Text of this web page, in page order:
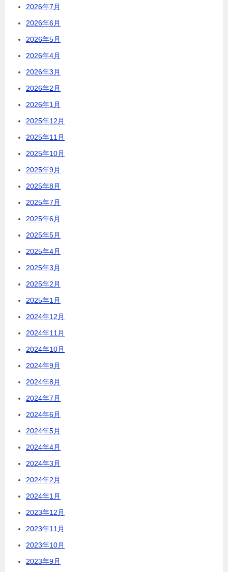
2026年7月
2026年6月
2026年5月
2026年4月
2026年3月
2026年2月
2026年1月
2025年12月
2025年11月
2025年10月
2025年9月
2025年8月
2025年7月
2025年6月
2025年5月
2025年4月
2025年3月
2025年2月
2025年1月
2024年12月
2024年11月
2024年10月
2024年9月
2024年8月
2024年7月
2024年6月
2024年5月
2024年4月
2024年3月
2024年2月
2024年1月
2023年12月
2023年11月
2023年10月
2023年9月